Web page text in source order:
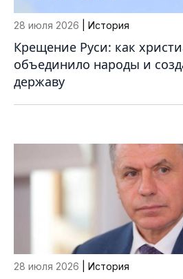
28 июля 2026 | История
Крещение Руси: как
объединило народы и
державу
28 июля 2026 | История